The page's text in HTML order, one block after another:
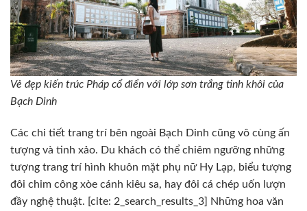
Vẻ đẹp kiến trúc Pháp cổ điển với lớp sơn trắng tinh khôi của
Bạch Dinh
Các chi tiết trang trí bên ngoài Bạch Dinh cũng vô cùng ấn
tượng và tinh xảo. Du khách có thể chiêm ngưỡng những
tượng trang trí hình khuôn mặt phụ nữ Hy Lạp, biểu tượng
đôi chim công xòe cánh kiêu sa, hay đôi cá chép uốn lượn
đầy nghệ thuật. [cite: 2_search_results_3] Những hoa văn